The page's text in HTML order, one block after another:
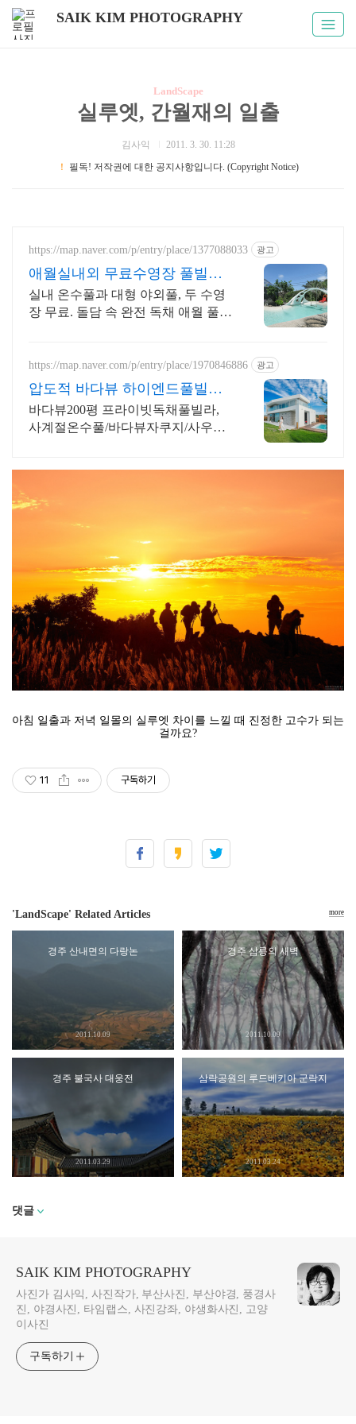
SAIK KIM PHOTOGRAPHY
LandScape
실루엣, 간월재의 일출
김사익
2011. 3. 30. 11:28
！
필독! 저작권에 대한 공지사항입니다. (Copyright Notice)
https://map.naver.com/p/entry/place/1377088033 광고
애월실내외 무료수영장 풀빌라
반려견 동반 이국적 감성숙소
실내 온수풀과 대형 야외풀, 두 수영
장 무료. 돌담 속 완전 독채 애월 풀빌
까지 즐겨요.
https://map.naver.com/p/entry/place/1970846886 광고
압도적 바다뷰 하이엔드풀빌라
7-8월 한정 수영장 포함
바다뷰200평 프라이빗독채풀빌라,
사계절온수풀/바다뷰자쿠지/사우
아침 일출과 저녁 일몰의 실루엣 차이를 느낄 때 진정한 고수가 되는
걸까요?
11 구독하기
'LandScape' Related Articles
경주 산내면의 다랑논
2011.10.09
경주 삼릉의 새벽
2011.10.09
경주 불국사 대웅전
2011.03.29
삼락공원의 루드베키아 군락지
2011.03.24
more
댓글
SAIK KIM PHOTOGRAPHY
사진가 김사익, 사진작가, 부산사진, 부산야경, 풍경사
진, 야경사진, 타임랩스, 사진강좌, 야생화사진, 고양
이사진
구독하기